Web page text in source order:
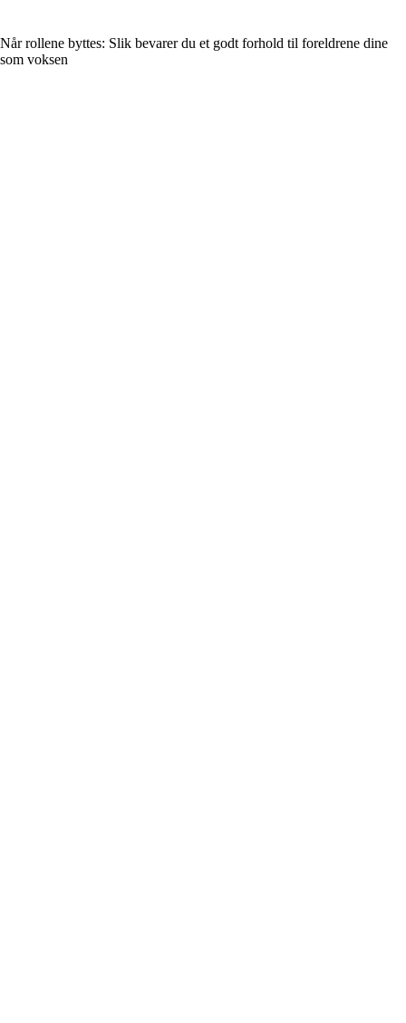
Når rollene byttes: Slik bevarer du et godt forhold til foreldrene dine
som voksen